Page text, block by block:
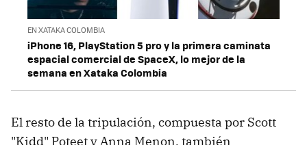
EN XATAKA COLOMBIA
iPhone 16, PlayStation 5 pro y la primera caminata
espacial comercial de SpaceX, lo mejor de la
semana en Xataka Colombia
El resto de la tripulación, compuesta por Scott
"Kidd" Poteet y Anna Menon, también